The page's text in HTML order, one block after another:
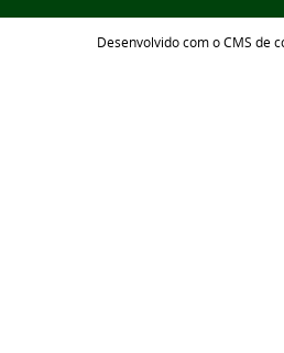
Desenvolvido com o CMS de